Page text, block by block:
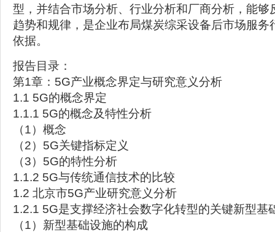
型，并结合市场分析、行业分析和厂商分析，能够
趋势和规律，是企业布局煤炭综采设备后市场服务
依据。
报告目录：
第1章：5G产业概念界定与研究意义分析
1.1 5G的概念界定
1.1.1 5G的概念及特性分析
（1）概念
（2）5G关键指标定义
（3）5G的特性分析
1.1.2 5G与传统通信技术的比较
1.2 北京市5G产业研究意义分析
1.2.1 5G是支撑经济社会数字化转型的关键新型基
（1）新型基础设施的构成